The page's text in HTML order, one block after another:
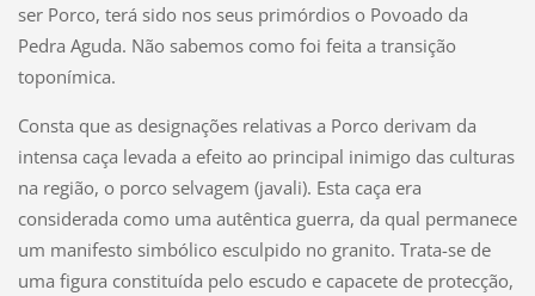
ser Porco, terá sido nos seus primórdios o Povoado da
Pedra Aguda. Não sabemos como foi feita a transição
toponímica.
Consta que as designações relativas a Porco derivam da
intensa caça levada a efeito ao principal inimigo das culturas
na região, o porco selvagem (javali). Esta caça era
considerada como uma autêntica guerra, da qual permanece
um manifesto simbólico esculpido no granito. Trata-se de
uma figura constituída pelo escudo e capacete de protecção,